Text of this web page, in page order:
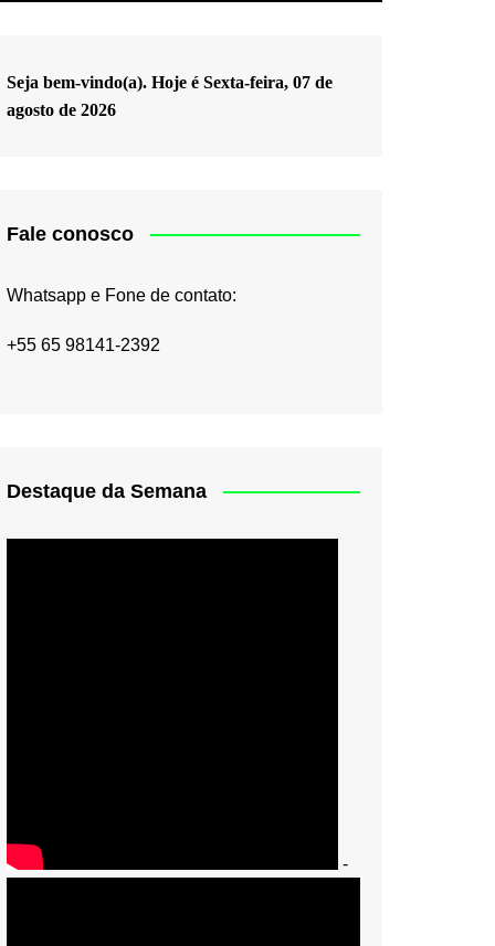
Seja bem-vindo(a). Hoje é Sexta-feira, 07 de
agosto de 2026
Fale conosco
Whatsapp e Fone de contato:
+55 65 98141-2392
Destaque da Semana
-